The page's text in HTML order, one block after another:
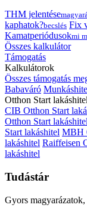
THM jelentése
kaphatok?becslés Fix
Kamatperiódusokmi
Összes kalkulátor
Támogatás
Kalkulátorok
Összes támogatás
Babaváró
Otthon Start lakáshitel
CIB Otthon Start
Otthon Start lakáshitel
Start lakáshitel MBH
lakáshitel Raiffeisen
lakáshitel
Tudástár
Gyors